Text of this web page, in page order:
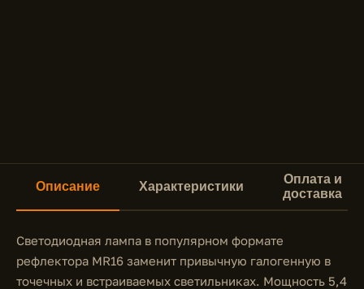
Описание Характеристики
Оплата и
доставка
Светодиодная лампа в популярном формате
рефлектора MR16 заменит привычную галогенную в
точечных и встраиваемых светильниках. Мощность 5,4